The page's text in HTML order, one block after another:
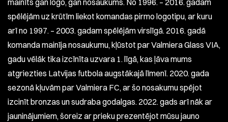
mainīts gan logo, gan nosaukums. No 1996. – 2016. gadam
spēlējām uz krūtīm liekot komandas pirmo logotipu, ar kuru
arī no 1997. – 2003. gadam spēlējām virslīgā. 2016. gadā
komanda mainīja nosaukumu, kļūstot par Valmiera Glass VIA,
gadu vēlāk tika izcīnīta uzvara 1. līgā, kas ļāva mums
atgriezties Latvijas futbola augstākajā līmenī. 2020. gada
sezonā kļuvām par Valmiera FC, ar šo nosakumu spējot
izcinīt bronzas un sudraba godalgas. 2022. gads arī nāk ar
jauninājumiem, šoreiz ar prieku prezentējot mūsu jauno